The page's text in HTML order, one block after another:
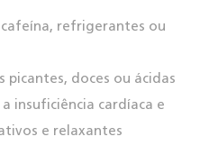
refrigerantes ou
picantes, doces ou ácidas
insuficiência cardíaca e
e relaxantes